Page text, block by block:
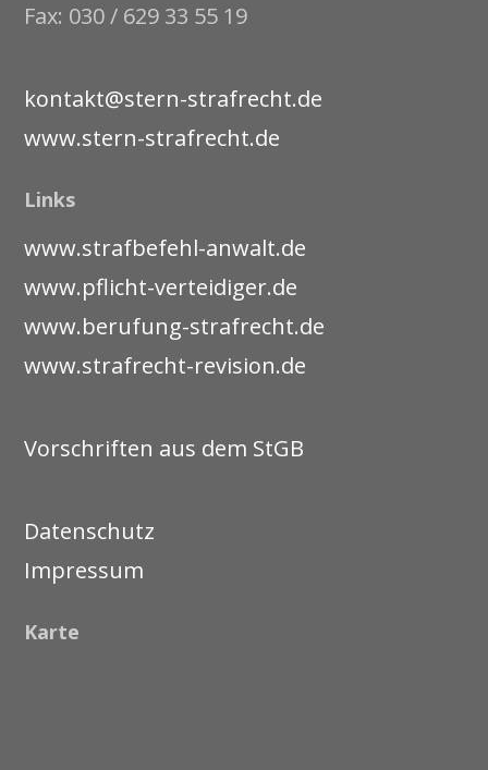
Fax: 030 / 629 33 55 19
kontakt@stern-strafrecht.de
www.stern-strafrecht.de
Links
www.strafbefehl-anwalt.de
www.pflicht-verteidiger.de
www.berufung-strafrecht.de
www.strafrecht-revision.de
Vorschriften aus dem StGB
Datenschutz
Impressum
Karte